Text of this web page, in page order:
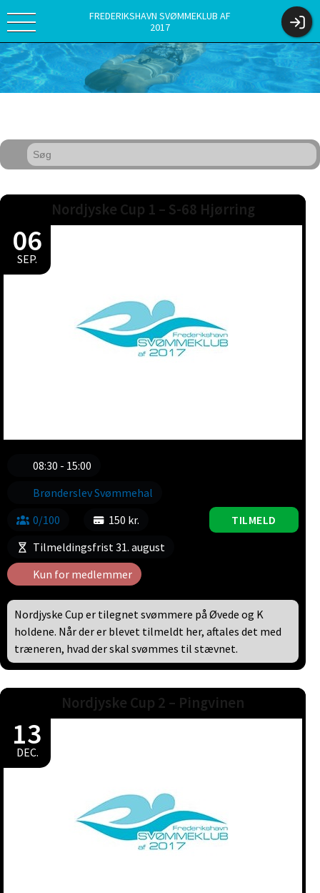
FREDERIKSHAVN SVØMMEKLUB AF
2017
Nordjyske Cup 1 – S-68 Hjørring
06
SEP.
08:30 - 15:00
Brønderslev Svømmehal
0/100
150 kr.
Tilmeldingsfrist 31. august
Kun for medlemmer
TILMELD
Nordjyske Cup er tilegnet svømmere på Øvede og K
holdene. Når der er blevet tilmeldt her, aftales det med
træneren, hvad der skal svømmes til stævnet.
Nordjyske Cup 2 – Pingvinen
13
DEC.